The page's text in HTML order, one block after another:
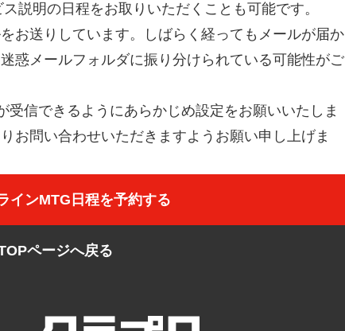
説明の日程をお取りいただくことも可能です。
お送りしています。しばらく経ってもメールが届か
惑メールフォルダに振り分けられている可能性がご
受信できるようにあらかじめ設定をお願いいたしま
お問い合わせいただきますようお願い申し上げま
インMTG日程を予約する
ページへ戻る